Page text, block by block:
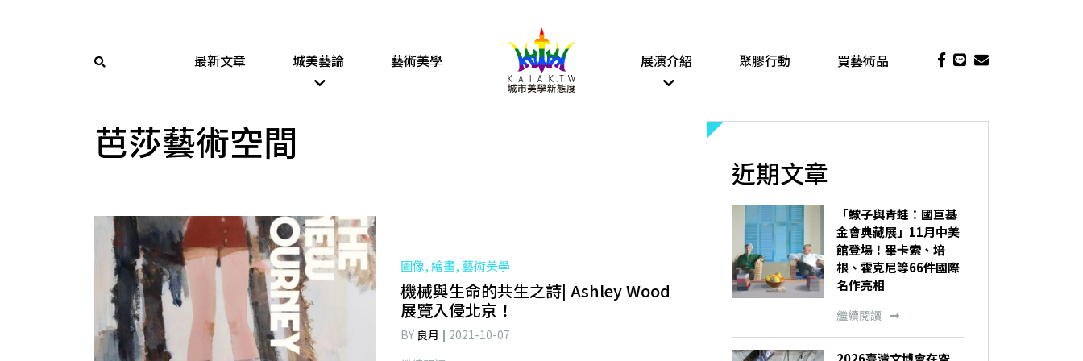
最新文章 城美藝論 藝術美學 展演介紹 聚膠行動 買藝術品
芭莎藝術空間
圖像, 繪畫, 藝術美學
機械與生命的共生之詩| Ashley Wood
展覽入侵北京！
BY 良月
2021-10-07
近期文章
「蠍子與青蛙：國巨基
金會典藏展」11月中美
館登場！畢卡索、培
根、霍克尼等66件國際
名作亮相
繼續閱讀